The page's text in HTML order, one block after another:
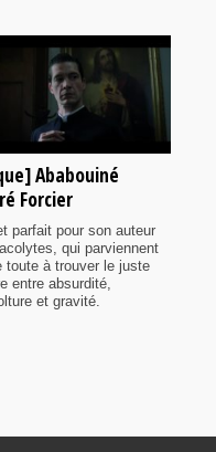
Ababouiné
Forcier
parfait pour son auteur
qui parviennent
toute à trouver le juste
entre absurdité,
et gravité.